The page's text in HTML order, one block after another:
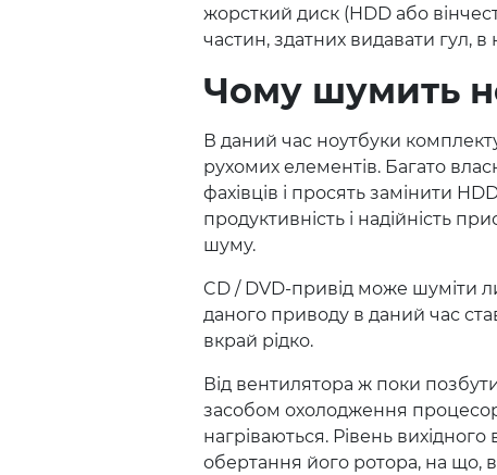
жорсткий диск (HDD або
частин, здатних видавати гул, в
Чому шумить
В даний час ноутбуки
рухомих елементів. Багато
фахівців і просять замінити
продуктивність і надійність
шуму.
CD / DVD-привід може шуміти
даного приводу в даний час
вкрай рідко.
Від вентилятора ж поки
засобом охолодження
нагріваються. Рівень
обертання його ротора, на що,